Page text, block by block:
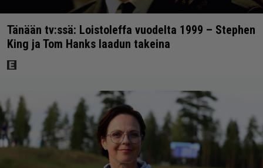
Tänään tv:ssä: Loistoleffa vuodelta 1999 – Stephen
King ja Tom Hanks laadun takeina